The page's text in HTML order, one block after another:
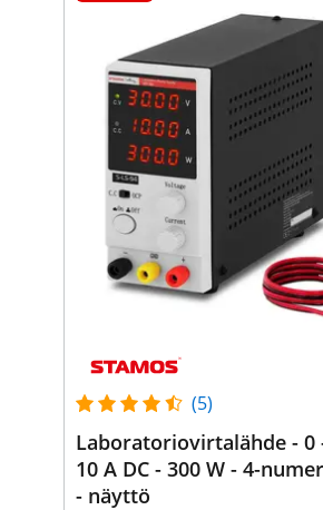
(5)
Laboratoriovirtalähde - 0
10 A DC - 300 W - 4-
- näyttö